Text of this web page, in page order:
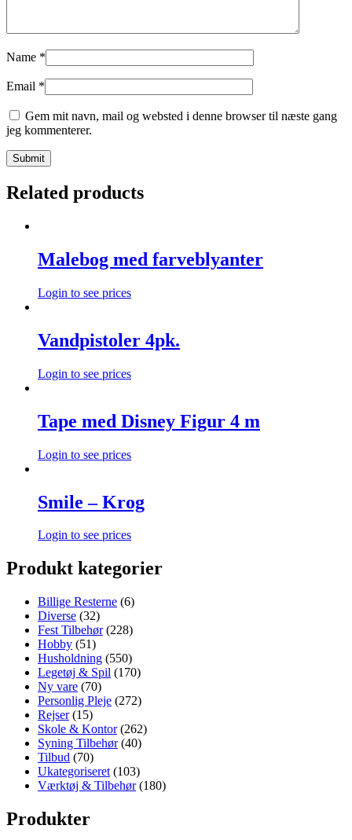
Name *
Email *
Gem mit navn, mail og websted i denne browser til næste gang
jeg kommenterer.
Related products
Malebog med farveblyanter
Login to see prices
Vandpistoler 4pk.
Login to see prices
Tape med Disney Figur 4 m
Login to see prices
Smile – Krog
Login to see prices
Produkt kategorier
Billige Resterne (6)
Diverse (32)
Fest Tilbehør (228)
Hobby (51)
Husholdning (550)
Legetøj & Spil (170)
Ny vare (70)
Personlig Pleje (272)
Rejser (15)
Skole & Kontor (262)
Syning Tilbehør (40)
Tilbud (70)
Ukategoriseret (103)
Værktøj & Tilbehør (180)
Produkter